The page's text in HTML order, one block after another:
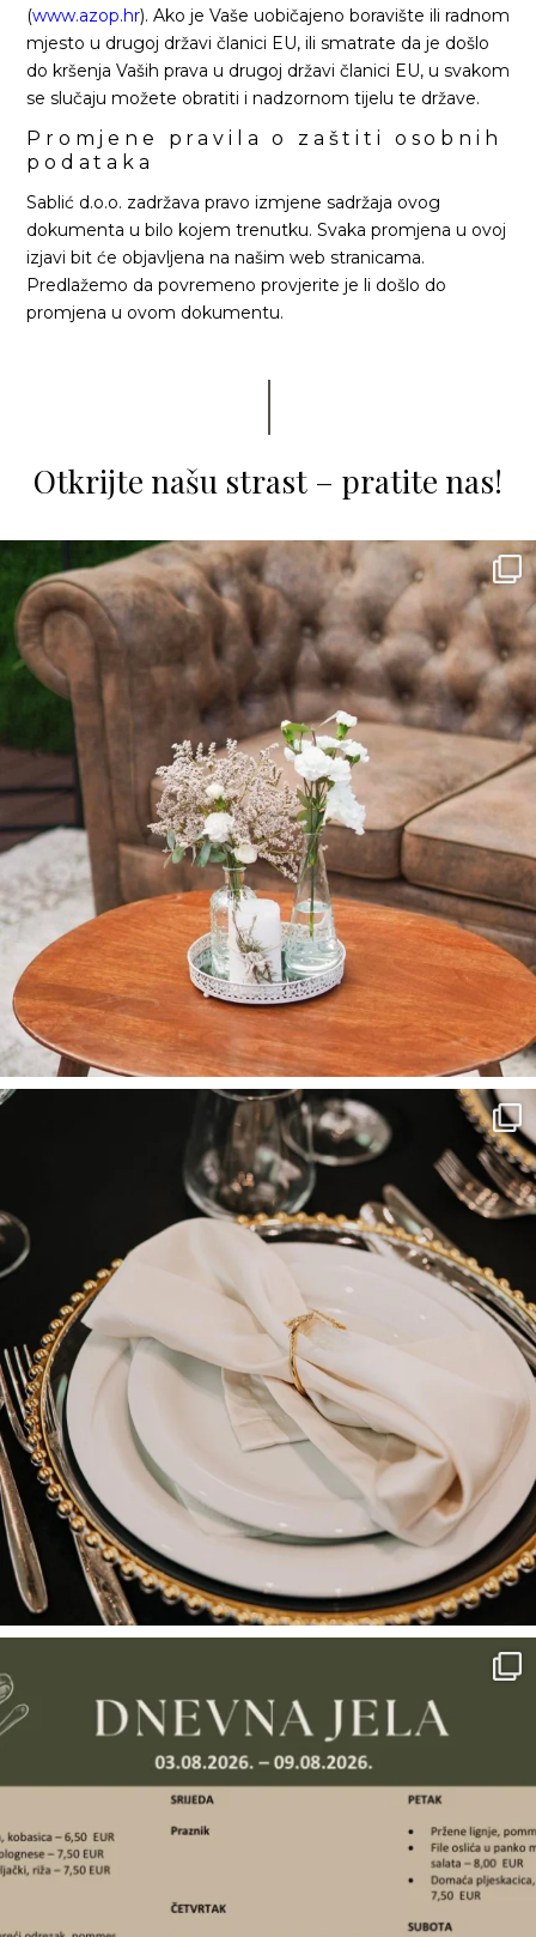
(www.azop.hr). Ako je Vaše uobičajeno boravište ili radnom
mjesto u drugoj državi članici EU, ili smatrate da je došlo
do kršenja Vaših prava u drugoj državi članici EU, u svakom
se slučaju možete obratiti i nadzornom tijelu te države.
Promjene pravila o zaštiti osobnih
podataka
Sablić d.o.o. zadržava pravo izmjene sadržaja ovog
dokumenta u bilo kojem trenutku. Svaka promjena u ovoj
izjavi bit će objavljena na našim web stranicama.
Predlažemo da povremeno provjerite je li došlo do
promjena u ovom dokumentu.
Otkrijte našu strast – pratite nas!